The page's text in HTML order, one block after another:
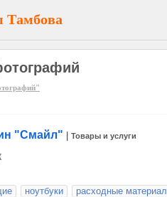
Тамбова
"Смайл" Товары и услуги
ноутбуки
расходные